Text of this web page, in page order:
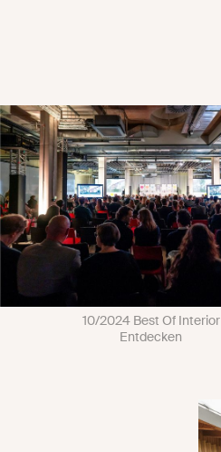
10/2024 Best Of Interior
Entdecken